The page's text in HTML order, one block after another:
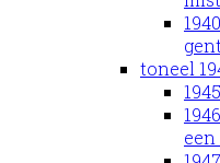
toneel